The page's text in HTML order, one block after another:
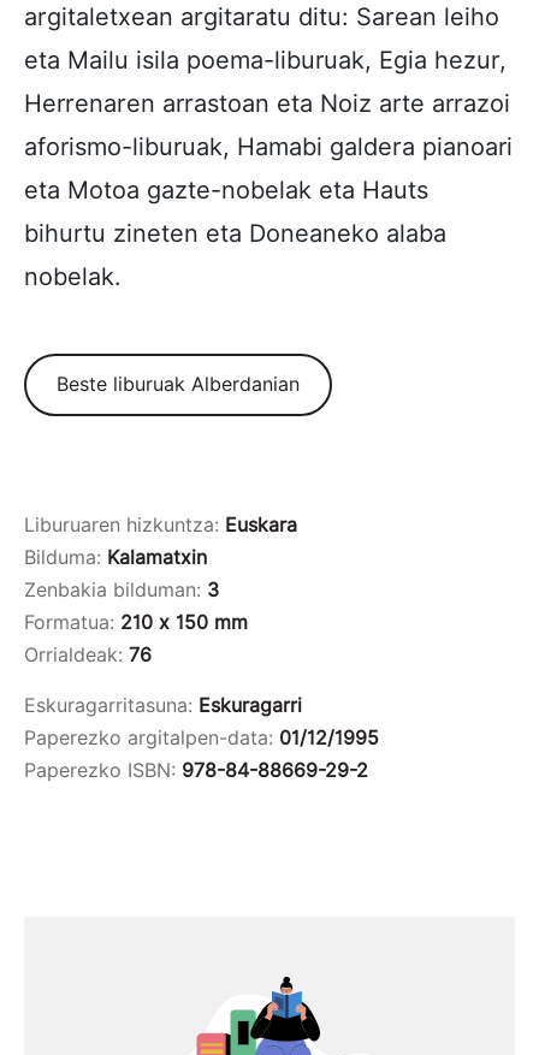
argitaletxean argitaratu ditu: Sarean leiho
eta Mailu isila poema-liburuak, Egia hezur,
Herrenaren arrastoan eta Noiz arte arrazoi
aforismo-liburuak, Hamabi galdera pianoari
eta Motoa gazte-nobelak eta Hauts
bihurtu zineten eta Doneaneko alaba
nobelak.
Beste liburuak Alberdanian
Liburuaren hizkuntza: Euskara
Bilduma: Kalamatxin
Zenbakia bilduman: 3
Formatua: 210 x 150 mm
Orrialdeak: 76
Eskuragarritasuna: Eskuragarri
Paperezko argitalpen-data: 01/12/1995
Paperezko ISBN: 978-84-88669-29-2